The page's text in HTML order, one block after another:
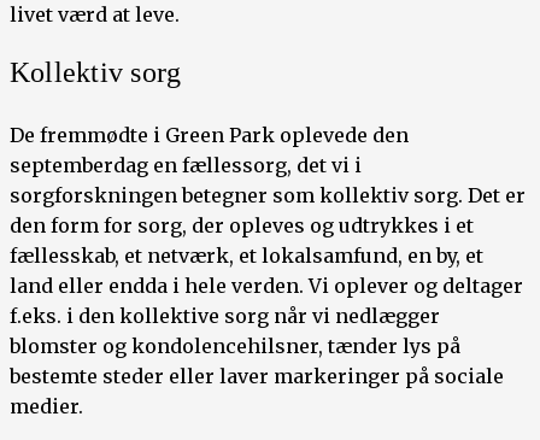
livet værd at leve.
Kollektiv sorg
De fremmødte i Green Park oplevede den
septemberdag en fællessorg, det vi i
sorgforskningen betegner som kollektiv sorg. Det er
den form for sorg, der opleves og udtrykkes i et
fællesskab, et netværk, et lokalsamfund, en by, et
land eller endda i hele verden. Vi oplever og deltager
f.eks. i den kollektive sorg når vi nedlægger
blomster og kondolencehilsner, tænder lys på
bestemte steder eller laver markeringer på sociale
medier.